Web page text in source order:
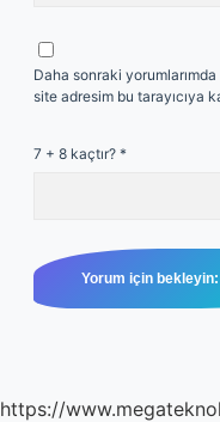
Daha sonraki
site adresim bu tarayıcıya
7 + 8 kaçtır? *
https://